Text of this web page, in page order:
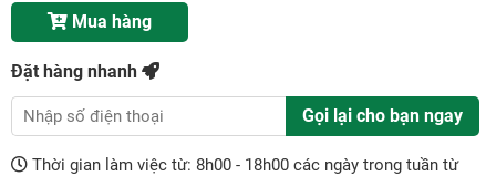
Mua hàng
Đặt hàng nhanh
Gọi lại cho bạn ngay
Thời gian làm việc từ: 8h00 - 18h00 các ngày trong tuần từ